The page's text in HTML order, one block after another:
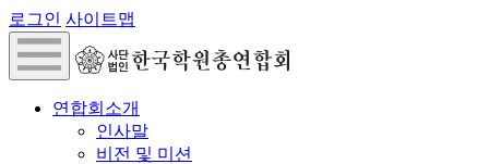
로그인 사이트맵
연합회소개
인사말
비전 및 미션